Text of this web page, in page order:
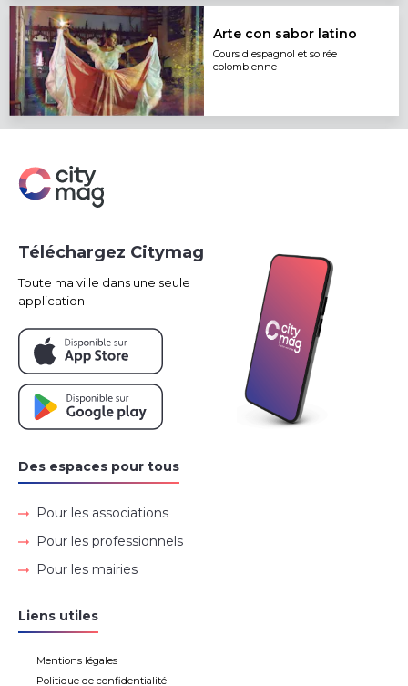
Arte con sabor latino
Cours d'espagnol et soirée
colombienne
Des espaces pour tous
Pour les associations
Pour les professionnels
Pour les mairies
Liens utiles
Mentions légales
Politique de confidentialité
Téléchargez Citymag
Toute ma ville dans une seule
application